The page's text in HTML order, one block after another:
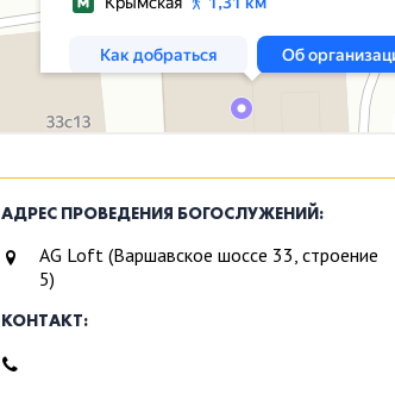
АДРЕС ПРОВЕДЕНИЯ БОГОСЛУЖЕНИЙ:
AG Loft (Варшавское шоссе 33, строение
5)
КОНТАКТ: